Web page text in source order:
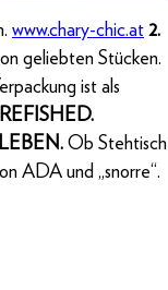
www.chary-chic.at 2.
geliebten Stücken.
ist als
Ob Stehtisch
ADA und „snorre“.